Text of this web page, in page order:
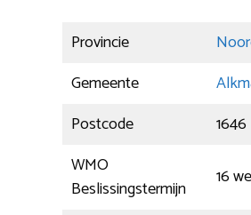
Provincie
Gemeente
Postcode
1646
WMO
Beslissingstermijn
16